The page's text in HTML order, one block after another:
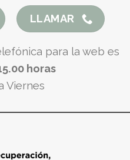
LLAMAR
para la web es
horas
Viernes